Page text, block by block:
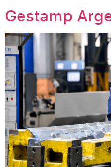
Gestamp